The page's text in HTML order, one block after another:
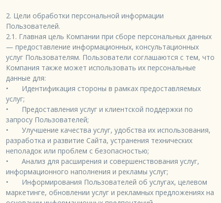
2. Цели обработки персональной информации
Пользователей.
2.1. Главная цель Компании при сборе персональных данных
— предоставление информационных, консультационных
услуг Пользователям. Пользователи соглашаются с тем, что
Компания также может использовать их персональные
данные для:
•	Идентификация стороны в рамках предоставляемых
услуг;
•	Предоставления услуг и клиентской поддержки по
запросу Пользователей;
•	Улучшение качества услуг, удобства их использования,
разработка и развитие Сайта, устранения технических
неполадок или проблем с безопасностью;
•	Анализ для расширения и совершенствования услуг,
информационного наполнения и рекламы услуг;
•	Информирования Пользователей об услугах, целевом
маркетинге, обновлении услуг и рекламных предложениях на